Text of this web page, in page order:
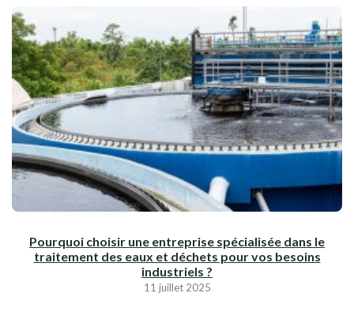
Pourquoi choisir une entreprise spécialisée dans le
traitement des eaux et déchets pour vos besoins
industriels ?
11 juillet 2025